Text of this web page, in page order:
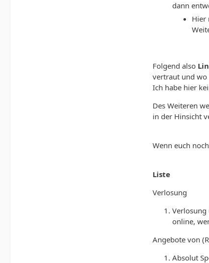
dann
Hier
Folgend also
vertraut und wo
Ich habe hier
Des Weiteren
in der Hinsicht
Wenn euch
Liste
Verlosung
Verlosung
online,
Angebote von
Absolut